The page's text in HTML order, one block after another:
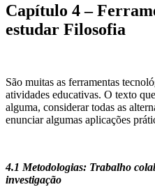
Capítulo 4 –
estudar Filosofia
São muitas as ferramentas
atividades educativas. O texto
alguma, considerar todas as
enunciar algumas aplicações
4.1 Metodologias: Trabalho
investigação